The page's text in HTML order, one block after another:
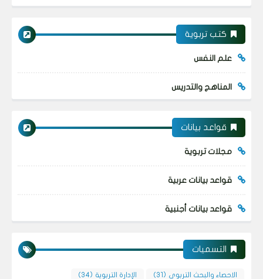
كتب تربوية
علم النفس
المناهج والتدريس
قواعد بيانات
مجلات تربوية
قواعد بيانات عربية
قواعد بيانات أجنبية
التسميات
الاحصاء والبحث التربوي (31) الإدارة التربوية (34)